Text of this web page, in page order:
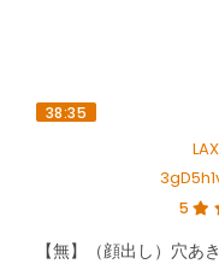
38:35
5